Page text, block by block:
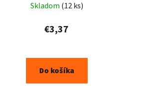
Skladom (12 ks)
€3,37
Do košíka